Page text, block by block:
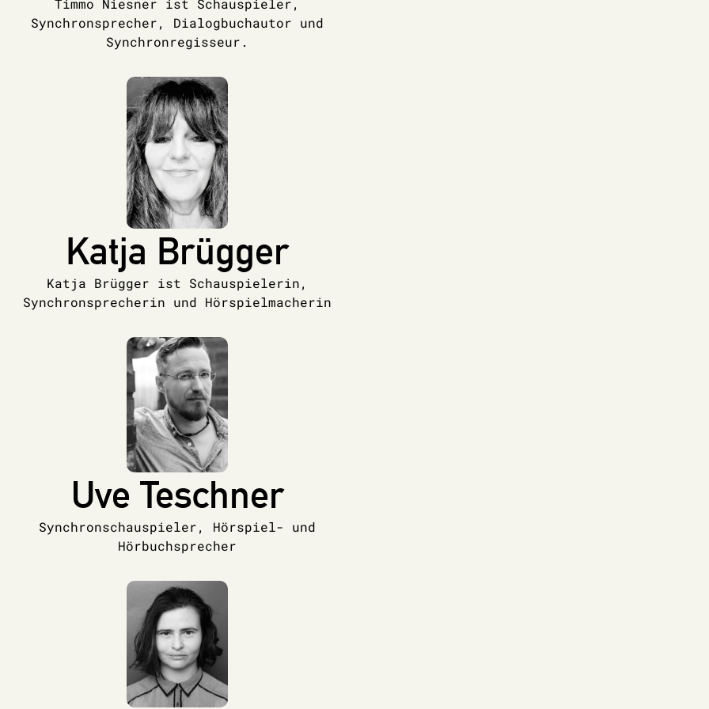
Timmo Niesner ist Schauspieler,
Synchronsprecher, Dialogbuchautor und
Synchronregisseur.
Katja Brügger
Katja Brügger ist Schauspielerin,
Synchronsprecherin und Hörspielmacherin
Uve Teschner
Synchronschauspieler, Hörspiel- und
Hörbuchsprecher